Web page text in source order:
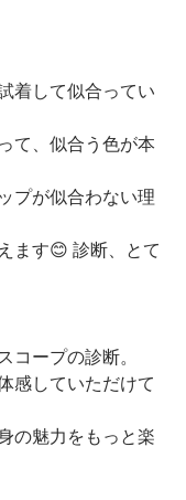
着して似合ってい
て、似合う色が本
プが似合わない理
ます😊 診断、とて
コープの診断。
感していただけて
の魅力をもっと楽